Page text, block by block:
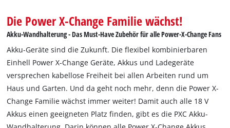
eingerastet werden, eignen sich diese auch zur Verwendung
in Fahrzeugen wie Autos, Wohnmobilen, Transportern oder
Vans. Der Kauf des Sets beinhaltet vier Schrauben für die
Montage an einer Holzwand, sowie weitere vier Dübel für die
Befestigung an Beton. Die Wandhalterung für einen Akku ist
100 mm x 14 mm x 74 mm groß. Im Lieferumfang sind zwei
Wandhalterungen enthalten.
Die Power X-Change Familie wächst!
Akku-Wandhalterung - Das Must-Have Zubehör für alle Power-X-Change Fans
Akku-Geräte sind die Zukunft. Die flexibel kombinierbaren
Einhell Power X-Change Geräte, Akkus und Ladegeräte
versprechen kabellose Freiheit bei allen Arbeiten rund um
Haus und Garten. Und da geht noch mehr, denn die Power X-
Change Familie wächst immer weiter! Damit auch alle 18 V
Akkus einen geeigneten Platz finden, gibt es die PXC Akku-